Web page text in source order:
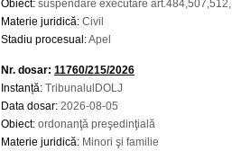
Obiect: suspendare executare
Materie juridică: Civil
Stadiu procesual:Apel
Nr. dosar: 11760/215/2026
Instanță: TribunalulDOLJ
Data dosar: 2026-08-05
Obiect: ordonanţă preşedinţială
Materie juridică: Minori şi familie